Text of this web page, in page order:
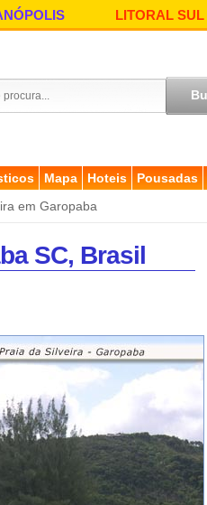
LITORAL SUL
Mapa Hoteis Pousadas
em Garopaba
SC, Brasil